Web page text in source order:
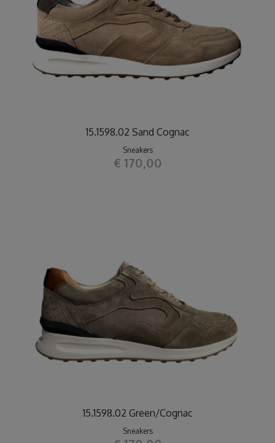
15.1598.02 Sand Cognac
Sneakers
€ 170,00
15.1598.02 Green/Cognac
Sneakers